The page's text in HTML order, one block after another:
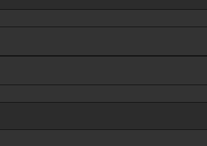
clasa a V-a
clasa a VI-a
clasa a VIII-a